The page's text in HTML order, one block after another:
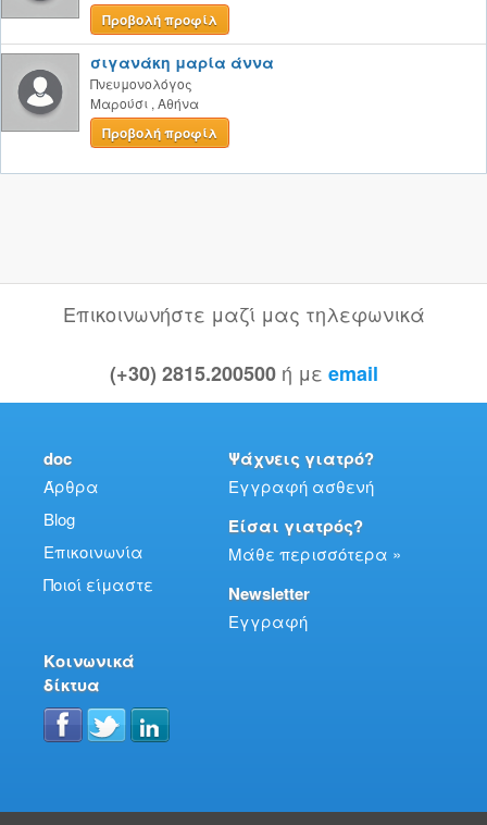
Προβολή προφίλ
σιγανάκη μαρία άννα
Πνευμονολόγος
Μαρούσι , Αθήνα
Προβολή προφίλ
Επικοινωνήστε μαζί μας τηλεφωνικά
(+30) 2815.200500 ή με email
doc
Άρθρα
Blog
Επικοινωνία
Ποιοί είμαστε
Ψάχνεις γιατρό?
Εγγραφή ασθενή
Είσαι γιατρός?
Μάθε περισσότερα »
Newsletter
Εγγραφή
Κοινωνικά
δίκτυα